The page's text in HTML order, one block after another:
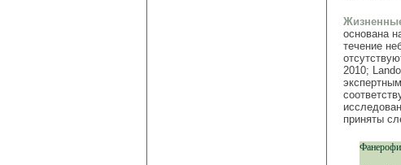
основана
течение
2010;
приняты